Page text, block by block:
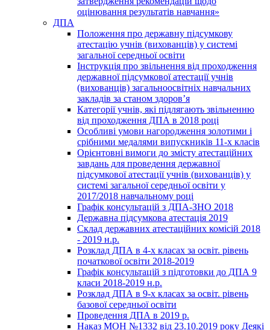
оцінювання результатів навчання»
ДПА
Положення про державну підсумкову
атестацію учнів (вихованців) у системі
загальної середньої освіти
Інструкція про звільнення від проходження
державної підсумкової атестації учнів
(вихованців) загальноосвітніх навчальних
закладів за станом здоров’я
Категорії учнів, які підлягають звільненню
від проходження ДПА в 2018 році
Особливі умови нагородження золотими і
срібними медалями випускників 11-х класів
Орієнтовні вимоги до змісту атестаційних
завдань для проведення державної
підсумкової атестації учнів (вихованців) у
системі загальної середньої освіти у
2017/2018 навчальному році
Графік консультацій з ДПА-ЗНО 2018
Державна підсумкова атестація 2019
Склад державних атестаційних комісій 2018
- 2019 н.р.
Розклад ДПА в 4-х класах за освіт. рівень
початкової освіти 2018-2019
Графік консультацій з підготовки до ДПА 9
класи 2018-2019 н.р.
Розклад ДПА в 9-х класах за освіт. рівень
базової середньої освіти
Проведення ДПА в 2019 р.
Наказ МОН №1332 від 23.10.2019 року Деякі